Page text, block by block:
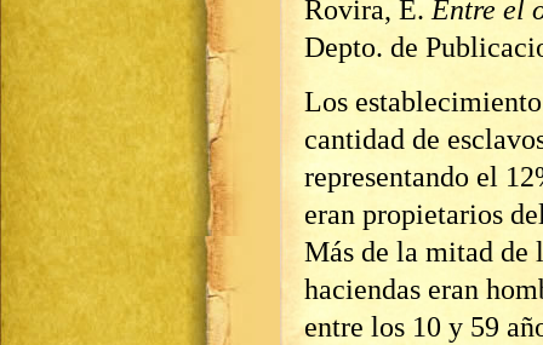
Rovira, E. Entre el
Depto. de
Los
cantidad de
representando el
eran propietarios
Más de la mitad de
haciendas eran
entre los 10 y 59